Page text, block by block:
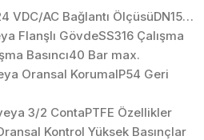
VDC/AC Bağlantı ÖlçüsüDN15…
Flanşlı GövdeSS316 Çalışma
Basıncı40 Bar max.
Oransal KorumaIP54 Geri
3/2 ContaPTFE Özellikler
Kontrol Yüksek Basınçlar